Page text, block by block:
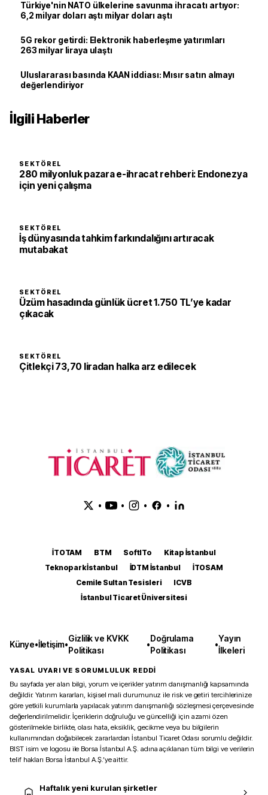
Türkiye'nin NATO ülkelerine savunma ihracatı artıyor:
6,2 milyar doları aştı milyar doları aştı
5G rekor getirdi: Elektronik haberleşme yatırımları
263 milyar liraya ulaştı
Uluslararası basında KAAN iddiası: Mısır satın almayı
değerlendiriyor
İlgili Haberler
SEKTÖREL
280 milyonluk pazara e-ihracat rehberi: Endonezya
için yeni çalışma
SEKTÖREL
İş dünyasında tahkim farkındalığını artıracak
mutabakat
SEKTÖREL
Üzüm hasadında günlük ücret 1.750 TL’ye kadar
çıkacak
SEKTÖREL
Çitlekçi 73,70 liradan halka arz edilecek
• • • •
İTOTAM BTM SoftITo
Kitap İstanbul
Teknopark İstanbul
İDTM İstanbul
İTOSAM
Cemile Sultan Tesisleri
ICVB
İstanbul Ticaret Üniversitesi
Künye•İletişim•
Gizlilik ve KVKK
Politikası
•
Doğrulama
Politikası
•
Yayın
İlkeleri
YASAL UYARI VE SORUMLULUK REDDİ
Bu sayfada yer alan bilgi, yorum ve içerikler yatırım danışmanlığı kapsamında
değildir. Yatırım kararları, kişisel mali durumunuz ile risk ve getiri tercihlerinize
göre yetkili kurumlarla yapılacak yatırım danışmanlığı sözleşmesi çerçevesinde
değerlendirilmelidir. İçeriklerin doğruluğu ve güncelliği için azami özen
gösterilmekle birlikte, olası hata, eksiklik, gecikme veya bu bilgilerin
kullanımından doğabilecek zararlardan İstanbul Ticaret Odası sorumlu değildir.
BIST isim ve logosu ile Borsa İstanbul A.Ş. adına açıklanan tüm bilgi ve verilerin
telif hakları Borsa İstanbul A.Ş.’ye aittir.
Haftalık yeni kurulan şirketler